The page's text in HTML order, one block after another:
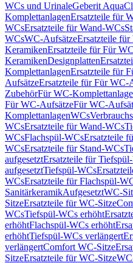
WCs und UrinaleGeberit
KomplettanlagenErsatzteile für
WCsErsatzteile für Wand-WCs
WCsWC-AufsätzeErsatzteile
KeramikenErsatzteile für Für
KeramikenDesignplatten
KomplettanlagenErsatzteile für
AufsätzeErsatzteile für Für WC-
ZubehörFür WC-
Für WC-AufsätzeFür WC-
KomplettanlagenWCs
WCsErsatzteile für Wand-WCs
WCsFlachspül-WCsErsatzteile
WCsErsatzteile für Stand-WCs
aufgesetztErsatzteile für
aufgesetztTiefspül-WCs
WCsErsatzteile für Flachspül-
SanitärkeramikAufgesetztWC-
SitzeErsatzteile für WC-Sitze
WCsTiefspül-WCs erhöht
erhöhtFlachspül-WCs erhöht
erhöhtTiefspül-WCs verlängert
verlängertComfort WC-Sitze
SitzeErsatzteile für WC-Sitze